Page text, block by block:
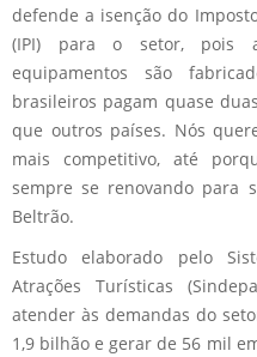
defende a isenção do
(IPI) para o setor, pois
equipamentos são
brasileiros pagam quase
que outros países. Nós
mais competitivo, até
sempre se renovando para
Beltrão.
Estudo elaborado pelo
Atrações Turísticas
atender às demandas do
1,9 bilhão e gerar de 56 mil